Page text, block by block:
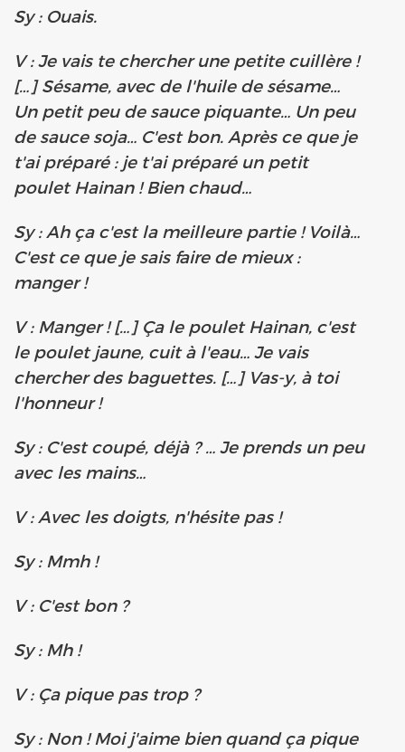
Sy : Ouais.
V : Je vais te chercher une petite cuillère !
[…] Sésame, avec de l'huile de sésame…
Un petit peu de sauce piquante… Un peu
de sauce soja… C'est bon. Après ce que je
t'ai préparé : je t'ai préparé un petit
poulet Hainan ! Bien chaud…
Sy : Ah ça c'est la meilleure partie ! Voilà…
C'est ce que je sais faire de mieux :
manger !
V : Manger ! […] Ça le poulet Hainan, c'est
le poulet jaune, cuit à l'eau… Je vais
chercher des baguettes. […] Vas-y, à toi
l'honneur !
Sy : C'est coupé, déjà ? … Je prends un peu
avec les mains…
V : Avec les doigts, n'hésite pas !
Sy : Mmh !
V : C'est bon ?
Sy : Mh !
V : Ça pique pas trop ?
Sy : Non ! Moi j'aime bien quand ça pique